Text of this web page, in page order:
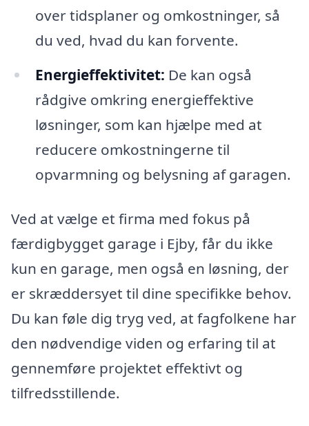
over tidsplaner og omkostninger, så
du ved, hvad du kan forvente.
Energieffektivitet: De kan også
rådgive omkring energieffektive
løsninger, som kan hjælpe med at
reducere omkostningerne til
opvarmning og belysning af garagen.
Ved at vælge et firma med fokus på
færdigbygget garage i Ejby, får du ikke
kun en garage, men også en løsning, der
er skræddersyet til dine specifikke behov.
Du kan føle dig tryg ved, at fagfolkene har
den nødvendige viden og erfaring til at
gennemføre projektet effektivt og
tilfredsstillende.